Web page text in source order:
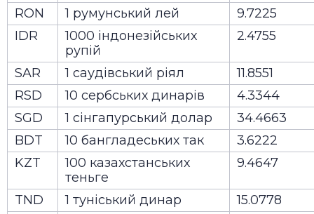
RON 1 румунський лей
9.7225
IDR
1000 індонезійських
рупій
2.4755
SAR 1 саудівський ріял
11.8551
RSD
10 сербських динарів
4.3344
SGD
1 сінгапурський долар
34.4663
BDT
10 бангладеських так
3.6222
KZT
100 казахстанських
теньге
9.4647
TND 1 туніський динар 15.0778